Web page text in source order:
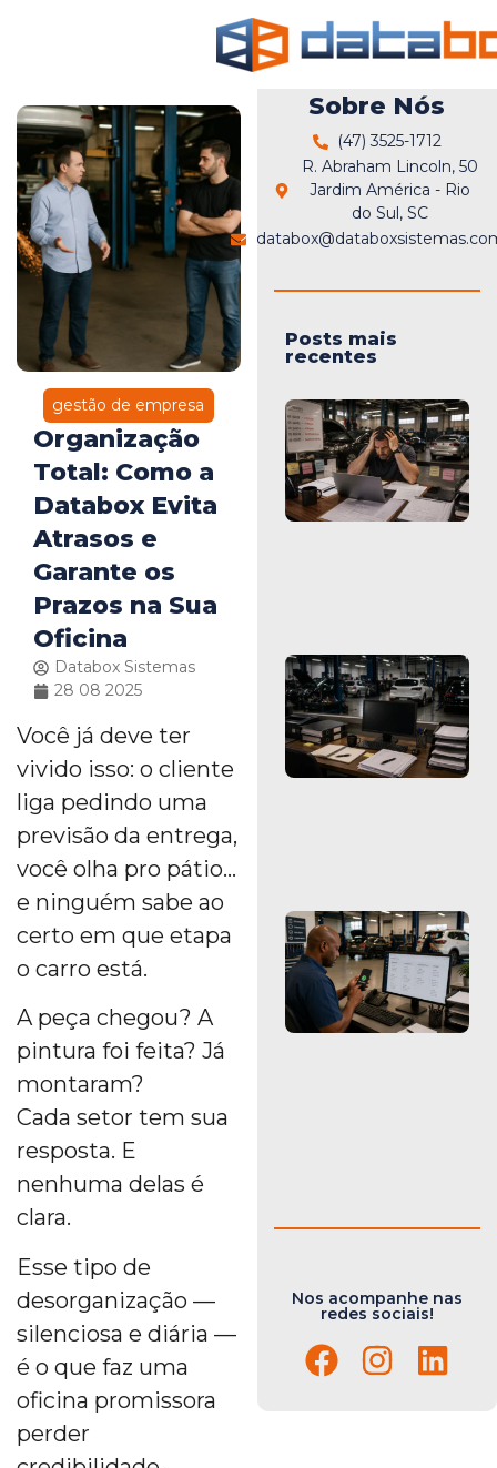
gestão de empresa
Organização
Total: Como a
Databox Evita
Atrasos e
Garante os
Prazos na Sua
Oficina
Databox Sistemas
28 08 2025
Você já deve ter
vivido isso: o cliente
liga pedindo uma
previsão da entrega,
você olha pro pátio…
e ninguém sabe ao
certo em que etapa
o carro está.
A peça chegou? A
pintura foi feita? Já
montaram?
Cada setor tem sua
resposta. E
nenhuma delas é
clara.
Esse tipo de
desorganização —
silenciosa e diária —
é o que faz uma
oficina promissora
perder
Sobre Nós
(47) 3525-1712
R. Abraham Lincoln, 50
Jardim América - Rio
do Sul, SC
Posts mais
recentes
Nos acompanhe nas
redes sociais!